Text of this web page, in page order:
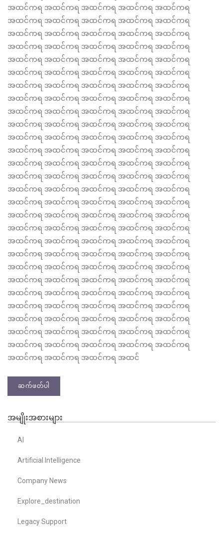
အထင်ကရ အထင်ကရ အထင်ကရ အထင်ကရ အထင်ကရ
အထင်ကရ အထင်ကရ အထင်ကရ အထင်ကရ အထင်ကရ
အထင်ကရ အထင်ကရ အထင်ကရ အထင်ကရ အထင်ကရ
အထင်ကရ အထင်ကရ အထင်ကရ အထင်ကရ အထင်ကရ
အထင်ကရ အထင်ကရ အထင်ကရ အထင်ကရ အထင်ကရ
အထင်ကရ အထင်ကရ အထင်ကရ အထင်ကရ အထင်ကရ
အထင်ကရ အထင်ကရ အထင်ကရ အထင်ကရ အထင်ကရ
အထင်ကရ အထင်ကရ အထင်ကရ အထင်ကရ အထင်ကရ
အထင်ကရ အထင်ကရ အထင်ကရ အထင်ကရ အထင်ကရ
အထင်ကရ အထင်ကရ အထင်ကရ အထင်ကရ အထင်ကရ
အထင်ကရ အထင်ကရ အထင်ကရ အထင်ကရ အထင်ကရ
အထင်ကရ အထင်ကရ အထင်ကရ အထင်ကရ အထင်ကရ
အထင်ကရ အထင်ကရ အထင်ကရ အထင်ကရ အထင်ကရ
အထင်ကရ အထင်ကရ အထင်ကရ အထင်ကရ အထင်ကရ
အထင်ကရ အထင်ကရ အထင်ကရ အထင်ကရ အထင်ကရ
အထင်ကရ အထင်ကရ အထင်ကရ အထင်ကရ အထင်ကရ
အထင်ကရ အထင်ကရ အထင်ကရ အထင်ကရ အထင်ကရ
အထင်ကရ အထင်ကရ အထင်ကရ အထင်ကရ အထင်ကရ
အထင်ကရ အထင်ကရ အထင်ကရ အထင်ကရ အထင်ကရ
အထင်ကရ အထင်ကရ အထင်ကရ အထင်ကရ အထင်ကရ
အထင်ကရ အထင်ကရ အထင်ကရ အထင်ကရ အထင်ကရ
အထင်ကရ အထင်ကရ အထင်ကရ အထင်ကရ အထင်ကရ
အထင်ကရ အထင်ကရ အထင်ကရ အထင်ကရ အထင်ကရ
အထင်ကရ အထင်ကရ အထင်ကရ အထင်ကရ အထင်ကရ
အထင်ကရ အထင်ကရ အထင်ကရ အထင်ကရ အထင်ကရ
အထင်ကရ အထင်ကရ အထင်ကရ အထင်ကရ အထင်ကရ
အထင်ကရ အထင်ကရ အထင်ကရ အထင်ကရ အထင်ကရ
အထင်ကရ အထင်ကရ အထင်ကရ အထင်
ဆက်ဖတ်ပါ
အမျိုးအစားများ
AI
Artificial Intelligence
Company News
Explore_destination
Legacy Support